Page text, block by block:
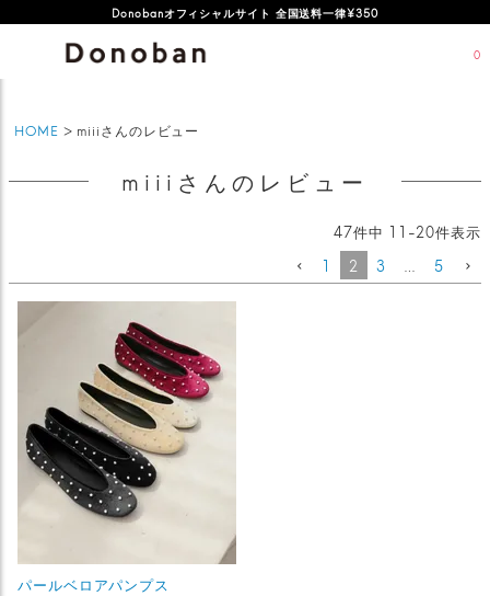
Donobanオフィシャルサイト 全国送料一律¥350
オフィシャルサイト新規会員登録特典 500ポイントプレゼント
0
HOME miiiさんのレビュー
miiiさんのレビュー
47件中 11 -20件表示
1
2 3 … 5
パールベロアパンプス